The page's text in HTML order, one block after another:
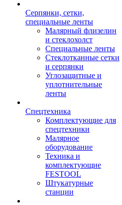
Серпянки, сетки,
специальные ленты
Малярный флизелин
и стеклохолст
Специальные ленты
Стеклотканные сетки
и серпянки
Углозащитные и
уплотнительные
ленты
Спецтехника
Комплектующие для
спецтехники
Малярное
оборудование
Техника и
комплектующие
FESTOOL
Штукатурные
станции